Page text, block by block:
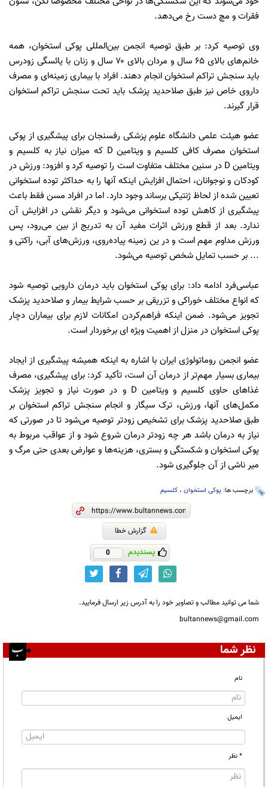
فقرات و مچ دست رخ می‎‌دهد.
وی توصیه کرد: بر طبق توصیه انجمن بین‌المللی پوکی استخوان، همه
خانم‌های بالای ۶۵ سال و مردان بالای ۷۰ سال و زنان با یائسگی زودرس
باید سنجش تراکم استخوان انجام دهند. افراد با بیماری زمینه‌ای و مصرف
داروی خاص نیز طبق صلاحدید پزشک باید تحت سنجش تراکم استخوان
قرار گیرند.
عضو هیئت علمی دانشگاه علوم پزشکی رفسنجان برای پیشگیری از پوکی
استخوان مصرف کافی کلسیم و ویتامین D که میزان نیاز به کلسیم و
ویتامین D در سنین مختلف متفاوت است را توصیه کرد و افزود: ورزش در
کودکان و نوجوانان، احتمال افزایش اینکه آنها را به حداکثر توده استخوانی
تعیین شده از لحاظ ژنتیکی برساند وجود دارد. اما در افراد مسن فقط باعث
پیشگیری از کاهش توده استخوانی می‌شود و دیگر نقشی در افزایش آن
ندارد. بعد از قطع ورزش اثرات مفید آن به تدریج از بین می‌رود، پس
ورزش مداوم مهم است و در ین زمینه پیاده‌روی، ورزش‌های آبی، راکتی و
... بر حسب تمایل شخص توصیه می‌شود.
عباسی‌فرد ادامه داد: برای پوکی استخوان باید درمان دارویی توصیه شود
که انواع مختلف خوراکی و تزریقی بر حسب شرایط بیمار و صلاحدید پزشک
تجویز می‌شود. ضمن اینکه فراهم‌کردن امکانات لازم برای بیماران دچار
پوکی استخوان در منزل از اهمیت ویژه ای برخوردار است.
عضو انجمن روماتولوژی ایران با اشاره به اینکه همیشه پیشگیری از ایجاد
بیماری بسیار مهم‌تر از درمان آن است، تأکید کرد: برای پیشگیری، مصرف
غذاهای حاوی کلسیم و ویتامین D و در صورت نیاز و تجویز پزشک
مکمل‌های آنها، ورزش، ترک سیگار و انجام سنجش تراکم استخوان بر
طبق صلاحدید پزشک برای تشخیص زودتر توصیه می‌شود تا در صورتی که
نیاز به درمان باشد هر چه زودتر درمان شروع شود و از عواقب مربوط به
پوکی استخوان و شکستگی و بستری، هزینه‌ها و عوارض بعدی حتی مرگ و
میر ناشی از آن جلوگیری شود.
برچسب ها: پوکی استخوان ، کلسیم
گزارش خطا
پسندیدم 0
شما می توانید مطالب و تصاویر خود را به آدرس زیر ارسال فرمایید.
bultannews@gmail.com
نظر شما
نام
ایمیل
* نظر